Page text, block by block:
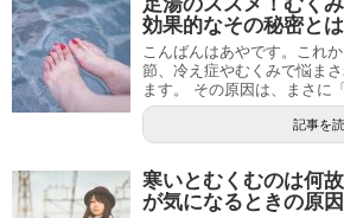
足湯のススメ！むく
効果的なその秘密とは
こんばんはあやです。これ
節、冷え症やむくみで悩ま
ます。 その原因は、まさに
記事を
寒いとむくむのは何
が気になるときの原